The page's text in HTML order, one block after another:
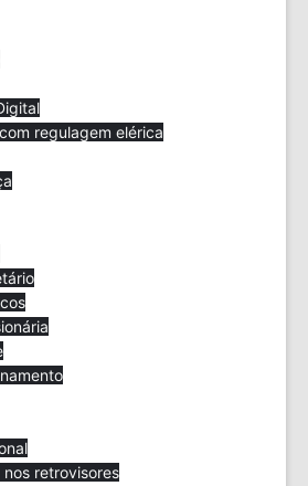
regulagem elérica
retrovisores